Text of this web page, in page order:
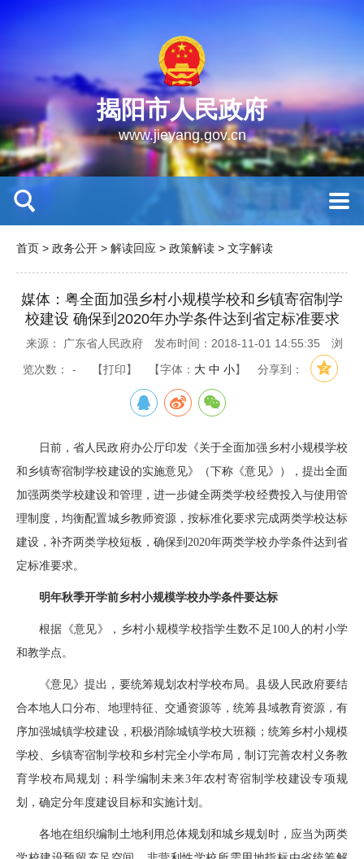
揭阳市人民政府
www.jieyang.gov.cn
首页 > 政务公开 > 解读回应 > 政策解读 > 文字解读
媒体：粤全面加强乡村小规模学校和乡镇寄宿制学
校建设 确保到2020年办学条件达到省定标准要求
来源： 广东省人民政府 发布时间：2018-11-01 14:55:35 浏
览次数： - 【打印】 【字体： 大 中 小】 分享到：
日前，省人民政府办公厅印发《关于全面加强乡村小规模学校
和乡镇寄宿制学校建设的实施意见》（下称《意见》），提出全面
加强两类学校建设和管理，进一步健全两类学校经费投入与使用管
理制度，均衡配置城乡教师资源，按标准化要求完成两类学校达标
建设，补齐两类学校短板，确保到2020年两类学校办学条件达到省
定标准要求。
明年秋季开学前乡村小规模学校办学条件要达标
根据《意见》，乡村小规模学校指学生数不足100人的村小学
和教学点。
《意见》提出，要统筹规划农村学校布局。县级人民政府要结
合本地人口分布、地理特征、交通资源等，统筹县域教育资源，有
序加强城镇学校建设，积极消除城镇学校大班额；统筹乡村小规模
学校、乡镇寄宿制学校和乡村完全小学布局，制订完善农村义务教
育学校布局规划；科学编制未来3年农村寄宿制学校建设专项规
划，确定分年度建设目标和实施计划。
各地在组织编制土地利用总体规划和城乡规划时，应当为两类